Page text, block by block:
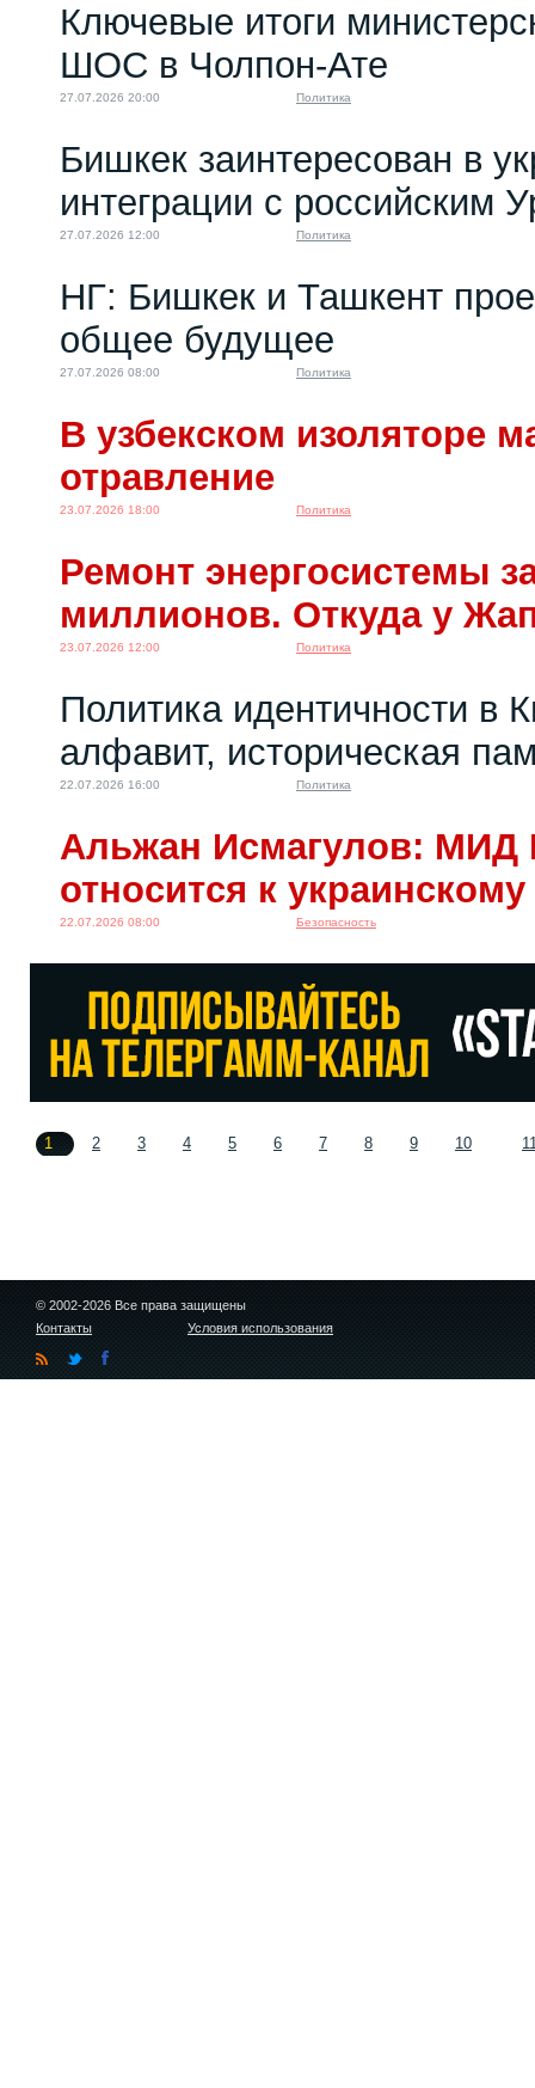
Ключевые итоги
ШОС в Чолпон-Ате
27.07.2026 20:00 Политика
Бишкек заинтересован в
интеграции с российским
27.07.2026 12:00 Политика
НГ: Бишкек и Ташкент
общее будущее
27.07.2026 08:00 Политика
В узбекском изоляторе
отравление
23.07.2026 18:00 Политика
Ремонт энергосистемы
миллионов. Откуда у
23.07.2026 12:00 Политика
Политика идентичности в
алфавит, историческая
22.07.2026 16:00 Политика
Альжан Исмагулов: МИД
относится к
22.07.2026 08:00 Безопасность
1 2 3 4 5 6 7 8 9 10
© 2002-2026 Все права защищены
Контакты
Условия использования